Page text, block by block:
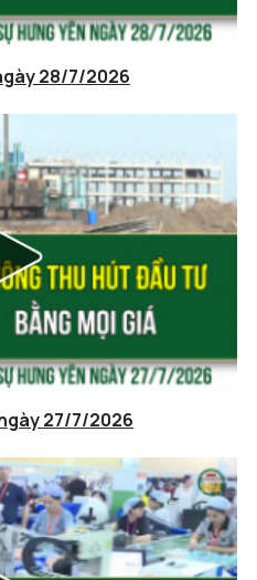
28/7/2026
27/7/2026